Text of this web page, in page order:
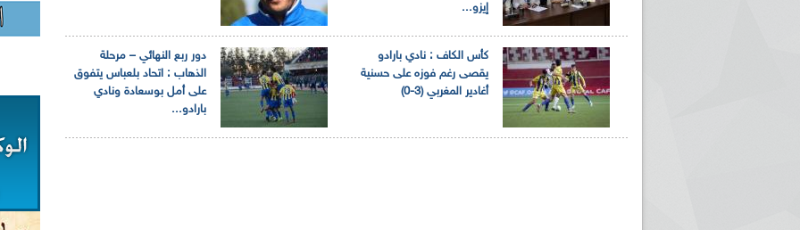
إيزو...
دور ربع النهائي – مرحلة
الذهاب : اتحاد بلعباس يتفوق
على أمل بوسعادة ونادي
بارادو...
كأس الكاف : نادي بارادو
يقصى رغم فوزه على حسنية
أغادير المغربي (3-0)